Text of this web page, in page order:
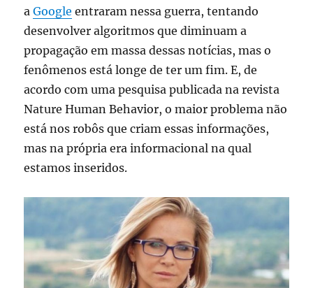
aGoogle entraram nessa guerra, tentando
desenvolver algoritmos que diminuam a
propagação em massa dessas notícias, mas o
fenômenos está longe de ter um fim. E, de
acordo com uma pesquisa publicada na revista
Nature Human Behavior, o maior problema não
está nos robôs que criam essas informações,
mas na própria era informacional na qual
estamos inseridos.